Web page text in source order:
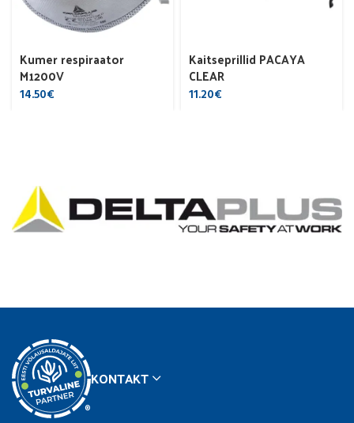
Kumer respiraator
M1200V
14.50€
Kaitseprillid PACAYA
CLEAR
11.20€
®
KONTAKT